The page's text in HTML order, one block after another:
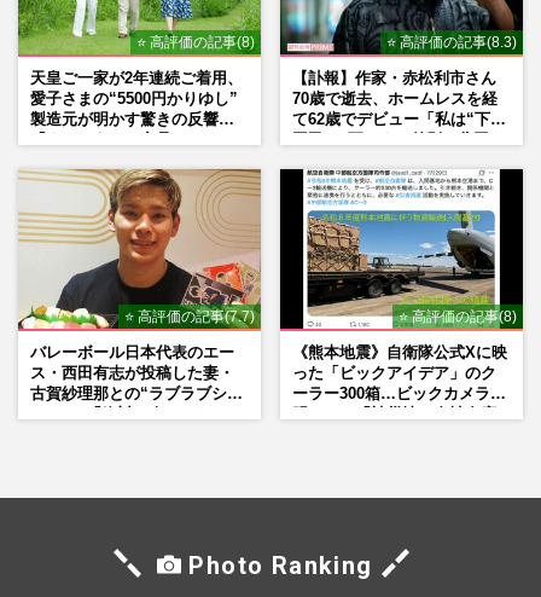
⭐ 高評価の記事(8)
天皇ご一家が2年連続ご着用、
愛子さまの“5500円かりゆし”
製造元が明かす驚きの反響
⭐ 高評価の記事(8.3)
【訃報】作家・赤松利市さん
70歳で逝去、ホームレスを経
て62歳でデビュー「私は“下級
⭐ 高評価の記事(7.7)
バレーボール日本代表のエー
ス・西田有志が投稿した妻・
古賀紗理那との“ラブラブショ
⭐ 高評価の記事(8)
《熊本地震》自衛隊公式Xに映
った「ビックアイデア」のク
ーラー300箱…ビックカメラが
Photo Ranking